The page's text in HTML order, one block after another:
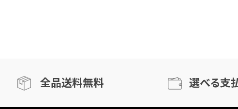
全品送料無料 選べる支